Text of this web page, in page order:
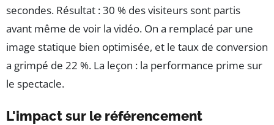
secondes. Résultat : 30 % des visiteurs sont partis
avant même de voir la vidéo. On a remplacé par une
image statique bien optimisée, et le taux de conversion
a grimpé de 22 %. La leçon : la performance prime sur
le spectacle.
L'impact sur le référencement